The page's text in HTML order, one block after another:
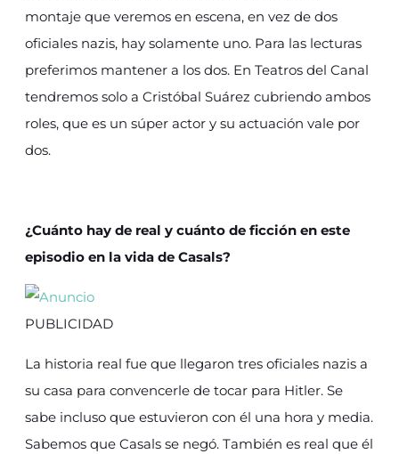
montaje que veremos en escena, en vez de dos
oficiales nazis, hay solamente uno. Para las lecturas
preferimos mantener a los dos. En Teatros del Canal
tendremos solo a Cristóbal Suárez cubriendo ambos
roles, que es un súper actor y su actuación vale por
dos.
¿Cuánto hay de real y cuánto de ficción en este
episodio en la vida de Casals?
PUBLICIDAD
La historia real fue que llegaron tres oficiales nazis a
su casa para convencerle de tocar para Hitler. Se
sabe incluso que estuvieron con él una hora y media.
Sabemos que Casals se negó. También es real que él